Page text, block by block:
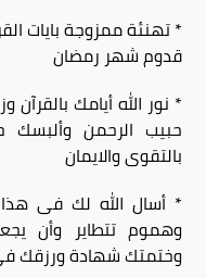
* تهنئة ممزوجة بايات
قدوم شهر رمضان
* نور الله أيامك
حبيب الرحمن وألبسك
بالتقوى والايمان
* أسال الله لك فى هذا
وهموم تتطاير وأن
وختمتك شهادة ورزقك